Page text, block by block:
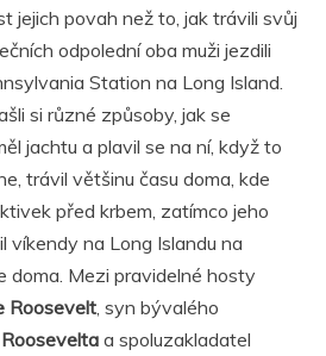
jejich povah než to, jak trávili svůj
odpolední oba muži jezdili
Station na Long Island.
si různé způsoby, jak se
jachtu a plavil se na ní, když to
trávil většinu času doma, kde
před krbem, zatímco jeho
víkendy na Long Islandu na
doma. Mezi pravidelné hosty
Roosevelt, syn bývalého
a spoluzakladatel